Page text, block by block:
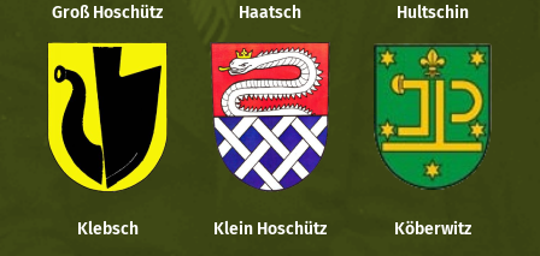
Groß Hoschütz Haatsch Hultschin
Klebsch Klein Hoschütz Köberwitz